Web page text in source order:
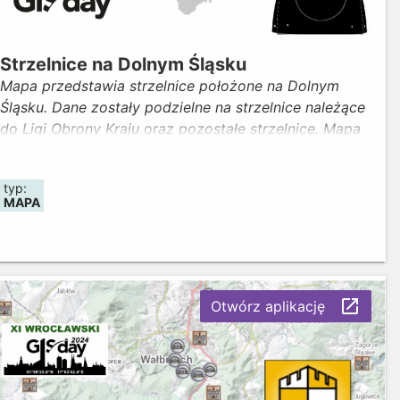
Strzelnice na Dolnym Śląsku
Mapa przedstawia strzelnice położone na Dolnym
Śląsku. Dane zostały podzielne na strzelnice należące
do Ligi Obrony Kraju oraz pozostałe strzelnice. Mapa
obchodów GISDay2023. Autorem mapy jest Pani
Alicja Chmiel. Aktualność danych: maj 2024
typ:
MAPA
Otwórz aplikację launch